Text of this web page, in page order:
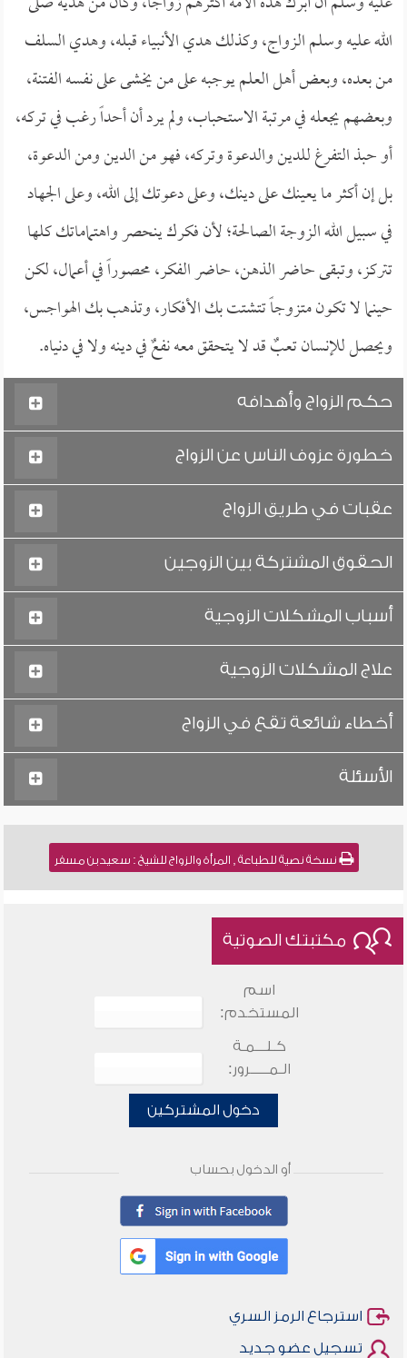
الله عليه وسلم الزواج، وكذلك هدي الأنبياء قبله، وهدي السلف
من بعده، وبعض أهل العلم يوجبه على من يخشى على نفسه الفتنة،
وبعضهم يجعله في مرتبة الاستحباب، ولم يرد أن أحداً رغب في تركه،
أو حبذ التفرغ للدين والدعوة وتركه، فهو من الدين ومن الدعوة،
بل إن أكثر ما يعينك على دينك، وعلى دعوتك إلى الله، وعلى الجهاد
في سبيل الله الزوجة الصالحة؛ لأن فكرك ينحصر واهتماماتك كلها
تتركز، وتبقى حاضر الذهن، حاضر الفكر، محصوراً في أعمال، لكن
حينما لا تكون متزوجاً تتشتت بك الأفكار، وتذهب بك الهواجس،
ويحصل للإنسان تعبٌ قد لا يتحقق معه نفعٌ في دينه ولا في دنياه.
حكم الزواج وأهدافه
خطورة عزوف الناس عن الزواج
عقبات في طريق الزواج
الحقوق المشتركة بين الزوجين
أسباب المشكلات الزوجية
علاج المشكلات الزوجية
أخطاء شائعة تقع في الزواج
الأسئلة
نسخة نصية للطباعة , المرأة والزواج للشيخ : سعيد بن مسفر
مكتبتك الصوتية
اسم
المستخدم:
كـلـــمـة
الـمـــــرور:
دخول المشتركين
أو الدخول بحساب
استرجاع الرمز السري
تسجيل عضو جديد